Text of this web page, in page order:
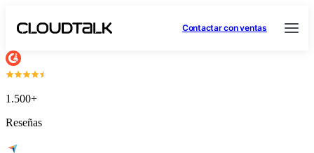
Contactar con ventas
1.500+
Reseñas